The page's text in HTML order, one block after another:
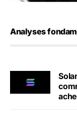
Analyses